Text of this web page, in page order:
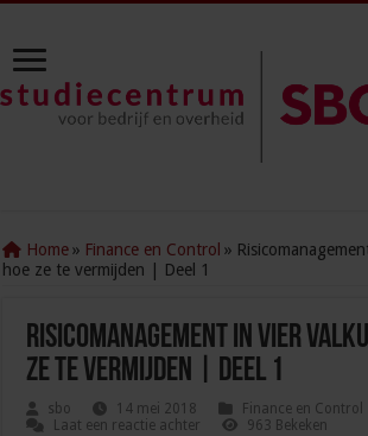
Home » Finance en Control »
hoe ze te vermijden | Deel 1
Risicomanagement in vier
ze te vermijden | Deel 1
sbo 14 mei 2018
Finance en Control
Laat een reactie achter
963 Bekeken